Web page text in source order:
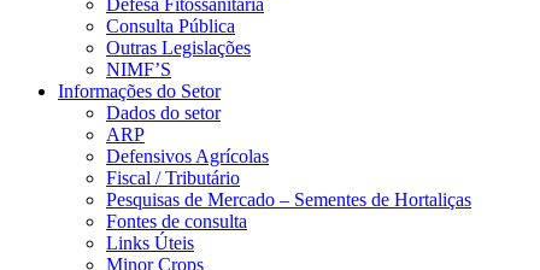
Defesa Fitossanitária
Consulta Pública
Outras Legislações
NIMF’S
Informações do Setor
Dados do setor
ARP
Defensivos Agrícolas
Fiscal / Tributário
Pesquisas de Mercado – Sementes de Hortaliças
Fontes de consulta
Links Úteis
Minor Crops